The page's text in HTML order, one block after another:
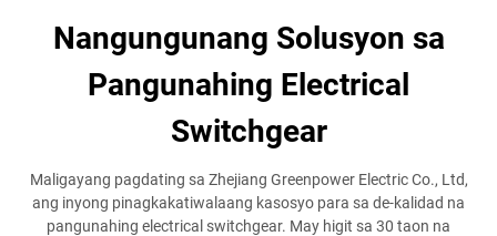
Nangungunang Solusyon sa
Pangunahing Electrical
Switchgear
Maligayang pagdating sa Zhejiang Greenpower Electric Co., Ltd,
ang inyong pinagkakatiwalaang kasosyo para sa de-kalidad na
pangunahing electrical switchgear. May higit sa 30 taon na